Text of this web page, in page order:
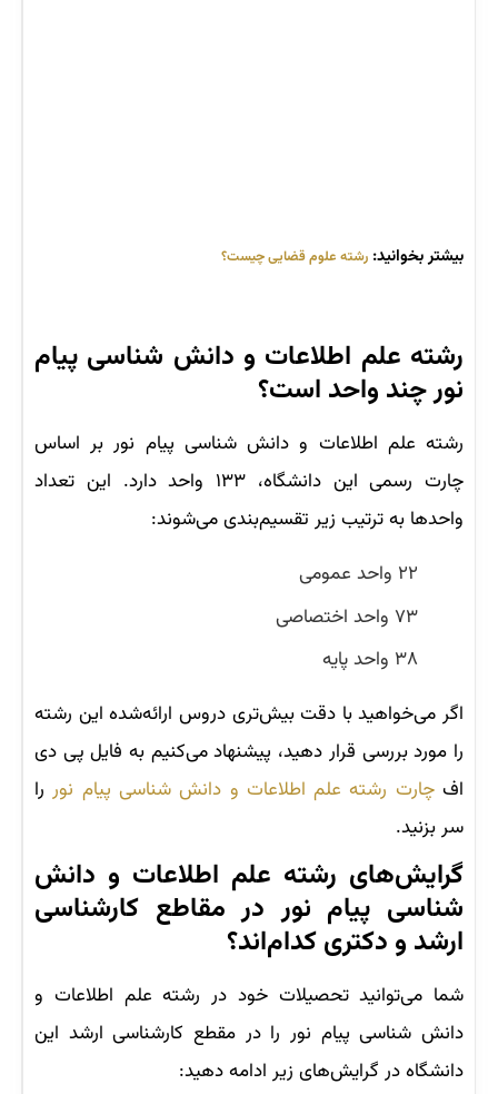
بیشتر بخوانید: رشته علوم قضایی چیست؟
رشته علم اطلاعات و دانش شناسی پیام
نور چند واحد است؟
رشته علم اطلاعات و دانش شناسی پیام نور بر اساس
چارت رسمی این دانشگاه، ۱۳۳ واحد دارد. این تعداد
واحدها به ترتیب زیر تقسیم‌بندی می‌شوند:
۲۲ واحد عمومی
۷۳ واحد اختصاصی
۳۸ واحد پایه
اگر می‌خواهید با دقت بیش‌تری دروس ارائه‌شده این رشته
را مورد بررسی قرار دهید، پیشنهاد می‌کنیم به فایل پی دی
افچارت رشته علم اطلاعات و دانش شناسی پیام نوررا
سر بزنید.
گرایش‌های رشته علم اطلاعات و دانش
شناسی پیام نور در مقاطع کارشناسی
ارشد و دکتری کدام‌اند؟
شما می‌توانید تحصیلات خود در رشته علم اطلاعات و
دانش شناسی پیام نور را در مقطع کارشناسی ارشد این
دانشگاه در گرایش‌های زیر ادامه دهید: